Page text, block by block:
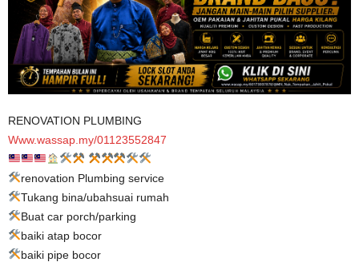
RENOVATION PLUMBING
Www.wassap.my/01123552847
renovation Plumbing service
Tukang bina/ubahsuai rumah
Buat car porch/parking
baiki atap bocor
baiki pipe bocor